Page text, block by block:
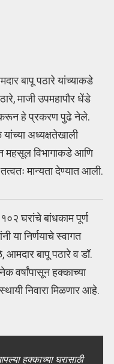
बापू पठारे यांच्याकडे
माजी उपमहापौर धेंडे
करून हे प्रकरण पुढे नेले.
अध्यक्षतेखाली
महसूल विभागाकडे आणि
मान्यता देण्यात आली.
घरांचे बांधकाम पूर्ण
या निर्णयाचे स्वागत
बापू पठारे व डॉ.
वर्षांपासून हक्काच्या
निवारा मिळणार आहे.
हक्काच्या घरासाठी